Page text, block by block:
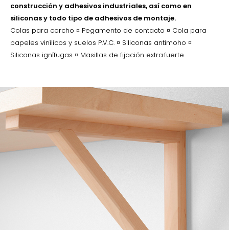
construcción y adhesivos industriales, así como en
siliconas y todo tipo de adhesivos de montaje.
Colas para corcho ¤ Pegamento de contacto ¤ Cola para
papeles vinílicos y suelos P.V.C. ¤ Siliconas antimoho ¤
Siliconas ignífugas ¤ Masillas de fijación extra·fuerte